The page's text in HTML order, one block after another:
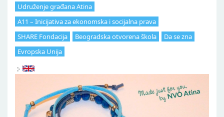
Udruženje građana Atina
A11 – Inicijativa za ekonomska i socijalna prava
SHARE Fondacija
Beogradska otvorena škola
Da se zna
Evropska Unija